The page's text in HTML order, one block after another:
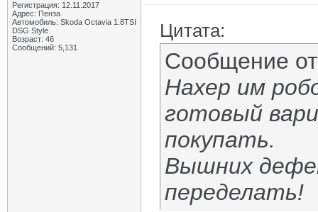
Регистрация: 12.11.2017
Адрес: Пенза
Автомобиль: Skoda Octavia 1.8TSI
DSG Style
Возраст: 46
Сообщений: 5,131
Цитата:
Сообщение
Нахер им
готовый
покупать.
Вышних
переделать!